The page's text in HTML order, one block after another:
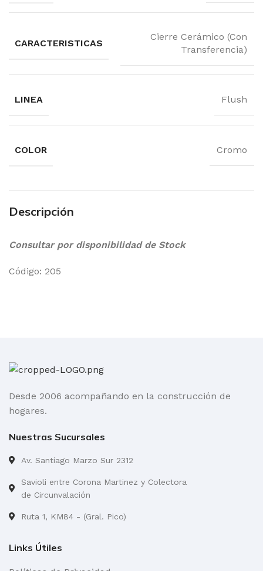
CARACTERISTICAS
Cierre Cerámico (Con
Transferencia)
LINEA Flush
COLOR Cromo
Descripción
Consultar por disponibilidad de Stock
Código: 205
Desde 2006 acompañando en la construcción de
hogares.
Nuestras Sucursales
Av. Santiago Marzo Sur 2312
Savioli entre Corona Martinez y Colectora
de Circunvalación
Ruta 1, KM84 - (Gral. Pico)
Links Útiles